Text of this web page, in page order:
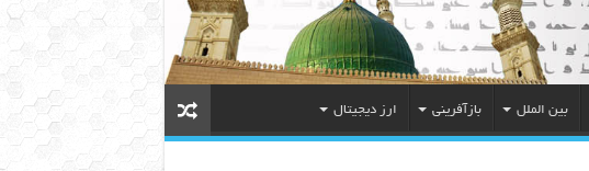
بین الملل بازآفرینی ارز دیجیتال